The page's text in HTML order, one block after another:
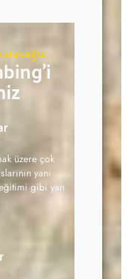
üzere çok
yanı
gibi yan